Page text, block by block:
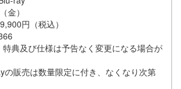
金）
円（税込）
典及び仕様は予告なく変更になる場合が
の販売は数量限定に付き、なくなり次第